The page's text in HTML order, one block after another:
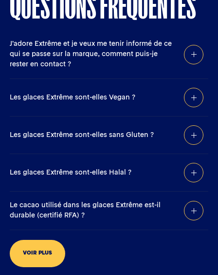
J’adore Extrême et je veux me tenir informé de ce
qui se passe sur la marque, comment puis-je
rester en contact ?
Les glaces Extrême sont-elles Vegan ?
Les glaces Extrême sont-elles sans Gluten ?
Les glaces Extrême sont-elles Halal ?
Le cacao utilisé dans les glaces Extrême est-il
durable (certifié RFA) ?
VOIR PLUS